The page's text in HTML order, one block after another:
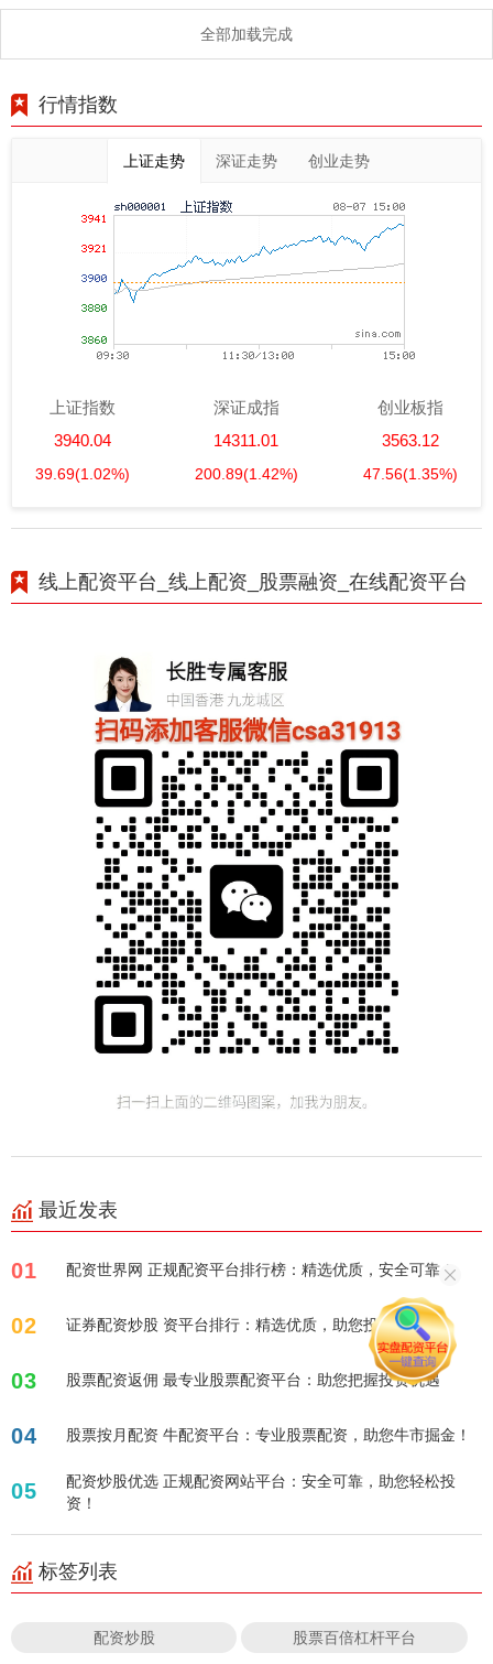
全部加载完成
行情指数
上证走势 深证走势 创业走势
上证指数
3940.04
39.69(1.02%)
深证成指
14311.01
200.89(1.42%)
创业板指
3563.12
47.56(1.35%)
线上配资平台_线上配资_股票融资_在线配资平台
最近发表
01 配资世界网 正规配资平台排行榜：精选优质，安全可靠！
02 证券配资炒股 资平台排行：精选优质，助您投资！
03 股票配资返佣 最专业股票配资平台：助您把握投资机遇
04 股票按月配资 牛配资平台：专业股票配资，助您牛市掘金！
05
配资炒股优选 正规配资网站平台：安全可靠，助您轻松投
资！
标签列表
配资炒股 股票百倍杠杆平台